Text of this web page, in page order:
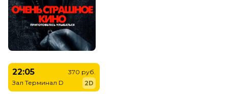
22:05
Зал Терминал D
370 руб.
2D